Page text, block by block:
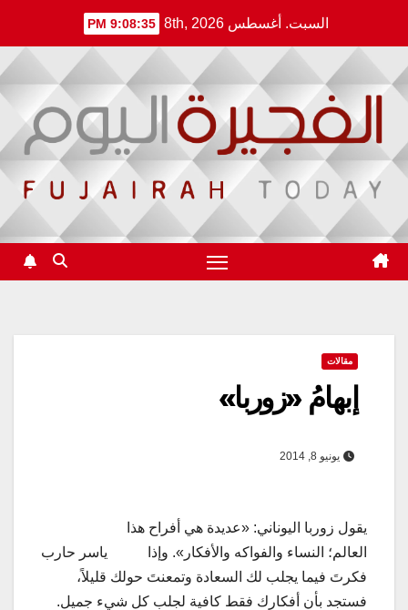
content
السبت. أغسطس 8th, 2026 9:08:36 PM
مقالات
إبهامُ «زوربا»
يونيو 8, 2014
ياسر حارب
يقول زوربا اليوناني: «عديدة هي أفراح هذا
العالم؛ النساء والفواكه والأفكار». وإذا
فكرتَ فيما يجلب لك السعادة وتمعنتَ حولك قليلاً،
فستجد بأن أفكارك فقط كافية لجلب كل شيء جميل.